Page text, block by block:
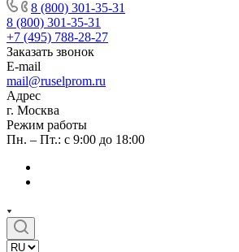
8 (800) 301-35-31
8 (800) 301-35-31
+7 (495) 788-28-27
Заказать звонок
E-mail
mail@ruselprom.ru
Адрес
г. Москва
Режим работы
Пн. – Пт.: с 9:00 до 18:00